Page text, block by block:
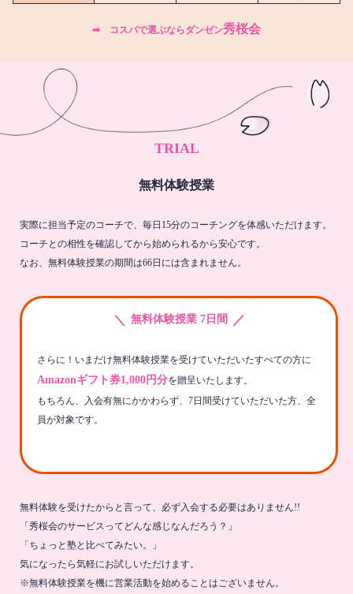
➡︎ コスパで選ぶならダンゼン秀桜会
TRIAL
無料体験授業
実際に担当予定のコーチで、毎日15分のコーチングを体感いただけます。
コーチとの相性を確認してから始められるから安心です。
なお、無料体験授業の期間は66日には含まれません。
＼ 無料体験授業 7日間 ／
さらに！いまだけ無料体験授業を受けていただいたすべての方に
Amazonギフト券1,000円分を贈呈いたします。
もちろん、入会有無にかかわらず、7日間受けていただいた方、全
員が対象です。
無料体験を受けたからと言って、必ず入会する必要はありません!!
「秀桜会のサービスってどんな感じなんだろう？」
「ちょっと塾と比べてみたい。」
気になったら気軽にお試しいただけます。
※無料体験授業を機に営業活動を始めることはございません。